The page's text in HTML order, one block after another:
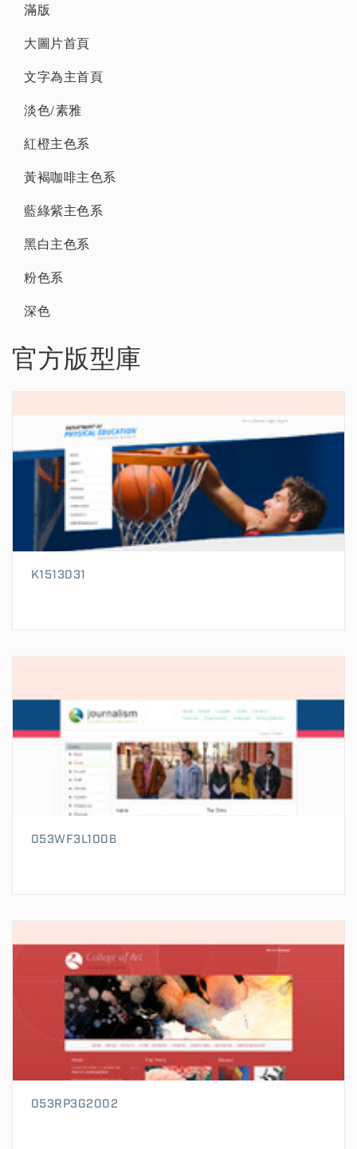
滿版
大圖片首頁
文字為主首頁
淡色/素雅
紅橙主色系
黃褐咖啡主色系
藍綠紫主色系
黑白主色系
粉色系
深色
官方版型庫
K1513031
053WF3L1006
053RP3G2002